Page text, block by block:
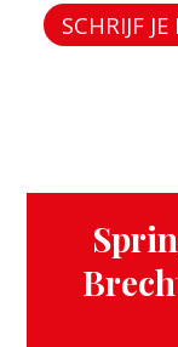
SCHRIJF JE